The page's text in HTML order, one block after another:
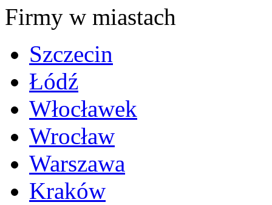
Firmy w miastach
Szczecin
Łódź
Włocławek
Wrocław
Warszawa
Kraków